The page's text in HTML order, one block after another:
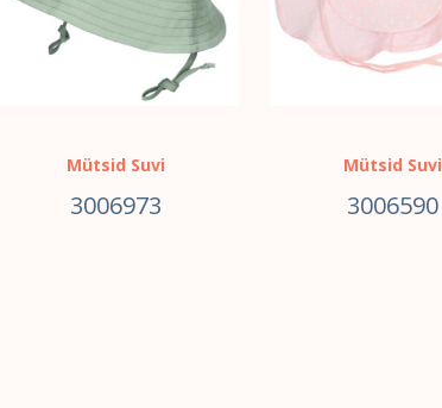
Mütsid Suvi
3006973
Mütsid Suvi
3006590